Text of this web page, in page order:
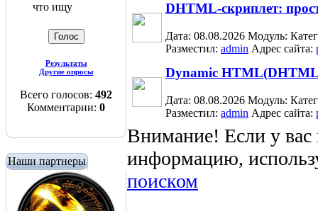
что ищу
Результаты
Другие опросы
Всего голосов: 492
Комментарии: 0
Наши партнеры
DHTML-скриплет:
Дата: 08.08.2026 Модуль:
Разместил: admin Адрес сайта:
Dynamic
Дата: 08.08.2026 Модуль:
Разместил: admin Адрес сайта:
Внимание! Если у
информацию,
поиском